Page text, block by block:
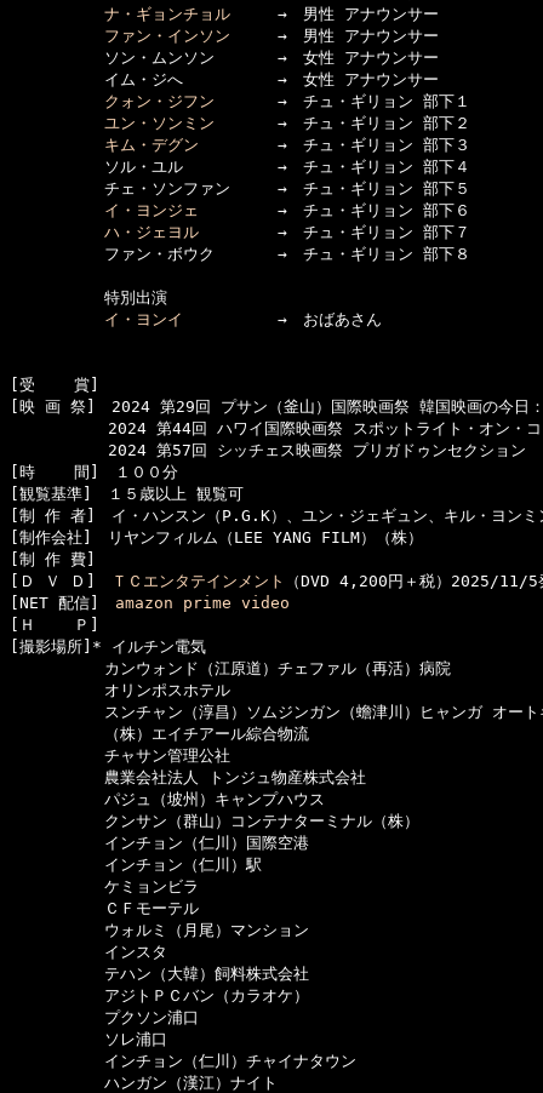
ナ・ギョンチョル →　男性 アナウンサー
ファン・インソン →　男性 アナウンサー
ソン・ムンソン　　　　→　女性 アナウンサー
イム・ジへ　　　　　　→　女性 アナウンサー
クォン・ジフン →　チュ・ギリョン 部下１
ユン・ソンミン →　チュ・ギリョン 部下２
キム・デグン →　チュ・ギリョン 部下３
ソル・ユル　　　　　　→　チュ・ギリョン 部下４
チェ・ソンファン　　　→　チュ・ギリョン 部下５
イ・ヨンジェ →　チュ・ギリョン 部下６
ハ・ジェヨル →　チュ・ギリョン 部下７
ファン・ボウク　　　　→　チュ・ギリョン 部下８
特別出演
イ・ヨンイ
→　おばあさん
[受    賞]
[映 画 祭]　2024 第29回 プサン（釜山）国際映画祭 韓国映画の今日
　　　　　2024 第44回 ハワイ国際映画祭 スポットライト・オン・
  　　　　　2024 第57回 シッチェス映画祭 プリガドゥンセクション
[時    間]　１００分
[観覧基準]　１５歳以上 観覧可
[制 作 者]　イ・ハンスン（P.G.K）、ユン・ジェギュン、キル・ヨン
[制作会社]　リヤンフィルム（LEE YANG FILM）（株）
[制 作 費]
[Ｄ Ｖ Ｄ]
ＴＣエンタテインメント
（DVD 4,200円＋税）2025/11/5
[NET 配信] amazon prime video
[Ｈ    Ｐ]
[撮影場所]* イルチン電気
カンウォンド（江原道）チェファル（再活）病院
オリンポスホテル
スンチャン（淳昌）ソムジンガン（蟾津川）ヒャンガ オート
（株）エイチアール綜合物流
チャサン管理公社
農業会社法人 トンジュ物産株式会社
パジュ（坡州）キャンプハウス
クンサン（群山）コンテナターミナル（株）
インチョン（仁川）国際空港
インチョン（仁川）駅
ケミョンビラ
ＣＦモーテル
ウォルミ（月尾）マンション
インスタ
テハン（大韓）飼料株式会社
アジトＰＣバン（カラオケ）
プクソン浦口
ソレ浦口
インチョン（仁川）チャイナタウン
ハンガン（漢江）ナイト